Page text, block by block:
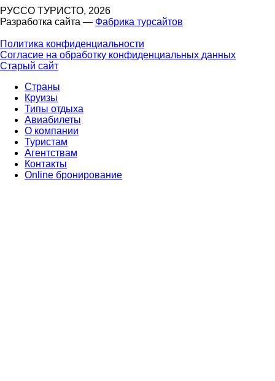
РУССО ТУРИСТО, 2026
Разработка сайта — Фабрика турсайтов
Политика конфиденциальности
Согласие на обработку конфиденциальных данных
Старый сайт
Страны
Круизы
Типы отдыха
Авиабилеты
О компании
Туристам
Агентствам
Контакты
Online бронирование